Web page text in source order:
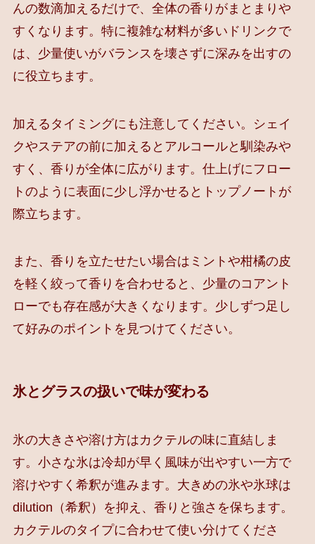
んの数滴加えるだけで、全体の香りがまとまりや
すくなります。特に複雑な材料が多いドリンクで
は、少量使いがバランスを壊さずに深みを出すの
に役立ちます。
加えるタイミングにも注意してください。シェイ
クやステアの前に加えるとアルコールと馴染みや
すく、香りが全体に広がります。仕上げにフロー
トのように表面に少し浮かせるとトップノートが
際立ちます。
また、香りを立たせたい場合はミントや柑橘の皮
を軽く絞って香りを合わせると、少量のコアント
ローでも存在感が大きくなります。少しずつ足し
て好みのポイントを見つけてください。
氷とグラスの扱いで味が変わる
氷の大きさや溶け方はカクテルの味に直結しま
す。小さな氷は冷却が早く風味が出やすい一方で
溶けやすく希釈が進みます。大きめの氷や氷球は
dilution（希釈）を抑え、香りと強さを保ちます。
カクテルのタイプに合わせて使い分けてくださ